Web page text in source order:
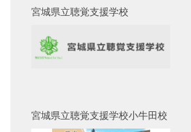
宮城県立聴覚支援学校
宮城県立聴覚支援学校小牛田校